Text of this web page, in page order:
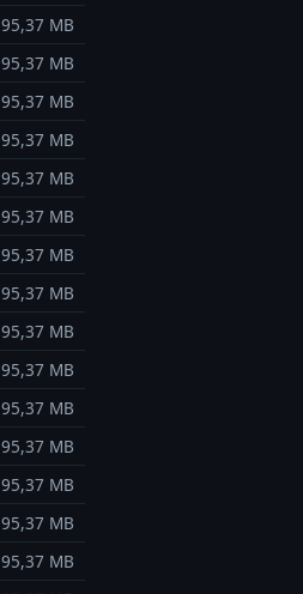
95,37 MB
95,37 MB
95,37 MB
95,37 MB
95,37 MB
95,37 MB
95,37 MB
95,37 MB
95,37 MB
95,37 MB
95,37 MB
95,37 MB
95,37 MB
95,37 MB
95,37 MB